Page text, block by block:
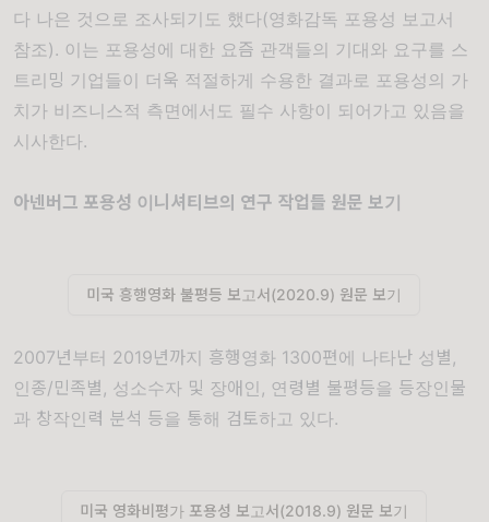
다 나은 것으로 조사되기도 했다(영화감독 포용성 보고서
참조). 이는 포용성에 대한 요즘 관객들의 기대와 요구를 스
트리밍 기업들이 더욱 적절하게 수용한 결과로 포용성의 가
치가 비즈니스적 측면에서도 필수 사항이 되어가고 있음을
시사한다.
아넨버그 포용성 이니셔티브의 연구 작업들 원문 보기
미국 흥행영화 불평등 보고서(2020.9) 원문 보기
2007년부터 2019년까지 흥행영화 1300편에 나타난 성별,
인종/민족별, 성소수자 및 장애인, 연령별 불평등을 등장인물
과 창작인력 분석 등을 통해 검토하고 있다.
미국 영화비평가 포용성 보고서(2018.9) 원문 보기